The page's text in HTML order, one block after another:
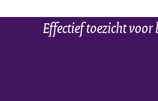
Effectief toezicht